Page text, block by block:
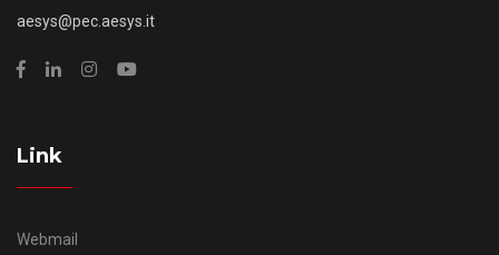
aesys@pec.aesys.it
Link
Webmail